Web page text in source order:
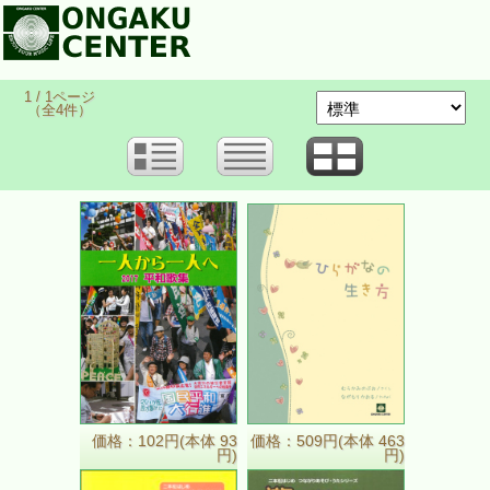
1 / 1ページ
（全4件）
価格：102円(本体 93
円)
価格：509円(本体 463
円)